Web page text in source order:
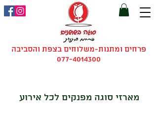
פרחים ומתנות-משלוחים בצפת והסביבה
077-4014300
מארזי סוגה מפנקים לכל אירוע